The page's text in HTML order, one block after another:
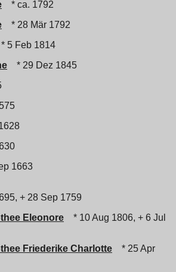
* ca. 1792
* 28 Mär 1792
* 5 Feb 1814
* 29 Dez 1845
1663
+ 28 Sep 1759
Eleonore
* 10 Aug 1806, + 6 Jul
Friederike Charlotte
* 25 Apr